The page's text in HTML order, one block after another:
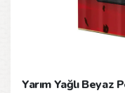
Yarım Yağlı Beyaz